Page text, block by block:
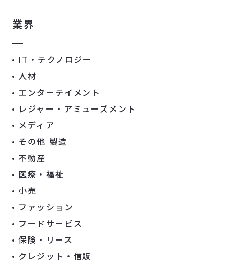
業界
IT・テクノロジー
人材
エンターテイメント
レジャー・アミューズメント
メディア
その他 製造
不動産
医療・福祉
小売
ファッション
フードサービス
保険・リース
クレジット・信販